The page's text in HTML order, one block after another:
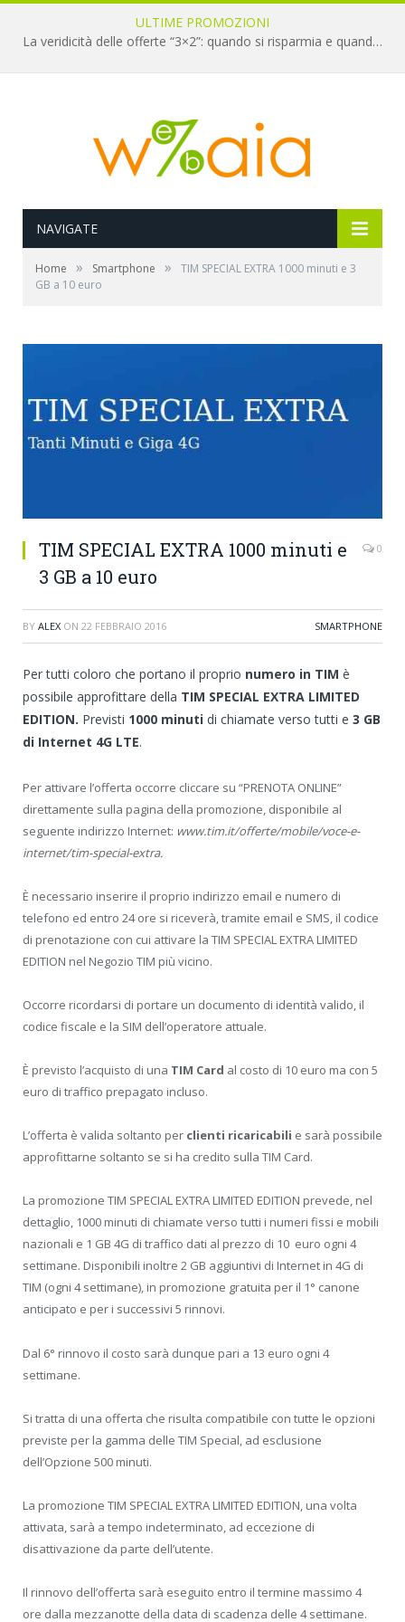
ULTIME PROMOZIONI
La veridicità delle offerte “3×2”: quando si risparmia e quando è un’illusione
NAVIGATE
Home » Smartphone »
TIM SPECIAL EXTRA 1000 minuti e 3
GB a 10 euro
TIM SPECIAL EXTRA 1000 minuti e
3 GB a 10 euro
0
BY ALEX ON 22 FEBBRAIO 2016 SMARTPHONE
Per tutti coloro che portano il proprio numero in TIM è
possibile approfittare della TIM SPECIAL EXTRA LIMITED
EDITION. Previsti 1000 minuti di chiamate verso tutti e 3 GB
di Internet 4G LTE.
Per attivare l’offerta occorre cliccare su “PRENOTA ONLINE”
direttamente sulla pagina della promozione, disponibile al
seguente indirizzo Internet: www.tim.it/offerte/mobile/voce-e-
internet/tim-special-extra.
È necessario inserire il proprio indirizzo email e numero di
telefono ed entro 24 ore si riceverà, tramite email e SMS, il codice
di prenotazione con cui attivare la TIM SPECIAL EXTRA LIMITED
EDITION nel Negozio TIM più vicino.
Occorre ricordarsi di portare un documento di identità valido, il
codice fiscale e la SIM dell’operatore attuale.
È previsto l’acquisto di una TIM Card al costo di 10 euro ma con 5
euro di traffico prepagato incluso.
L’offerta è valida soltanto per clienti ricaricabili e sarà possibile
approfittarne soltanto se si ha credito sulla TIM Card.
La promozione TIM SPECIAL EXTRA LIMITED EDITION prevede, nel
dettaglio, 1000 minuti di chiamate verso tutti i numeri fissi e mobili
nazionali e 1 GB 4G di traffico dati al prezzo di 10 euro ogni 4
settimane. Disponibili inoltre 2 GB aggiuntivi di Internet in 4G di
TIM (ogni 4 settimane), in promozione gratuita per il 1° canone
anticipato e per i successivi 5 rinnovi.
Dal 6° rinnovo il costo sarà dunque pari a 13 euro ogni 4
settimane.
Si tratta di una offerta che risulta compatibile con tutte le opzioni
previste per la gamma delle TIM Special, ad esclusione
dell’Opzione 500 minuti.
La promozione TIM SPECIAL EXTRA LIMITED EDITION, una volta
attivata, sarà a tempo indeterminato, ad eccezione di
disattivazione da parte dell’utente.
Il rinnovo dell’offerta sarà eseguito entro il termine massimo 4
ore dalla mezzanotte della data di scadenza delle 4 settimane.